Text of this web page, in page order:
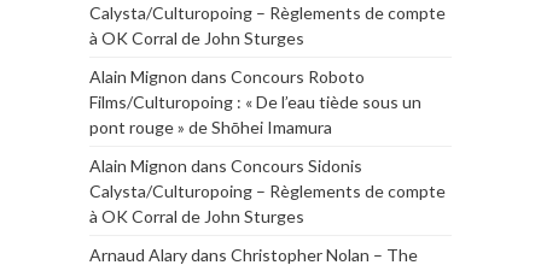
Calysta/Culturopoing – Règlements de compte
à OK Corral de John Sturges
Alain Mignon dans Concours Roboto
Films/Culturopoing : « De l’eau tiède sous un
pont rouge » de Shōhei Imamura
Alain Mignon dans Concours Sidonis
Calysta/Culturopoing – Règlements de compte
à OK Corral de John Sturges
Arnaud Alarydans Christopher Nolan – The